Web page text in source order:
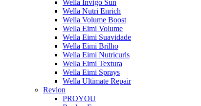
Wella Invigo Sun
Wella Nutri Enrich
Wella Volume Boost
Wella Eimi Volume
Wella Eimi Suavidade
Wella Eimi Brilho
Wella Eimi Nutricurls
Wella Eimi Textura
Wella Eimi Sprays
Wella Ultimate Repair
Revlon
PROYOU